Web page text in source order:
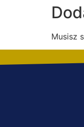
Musisz